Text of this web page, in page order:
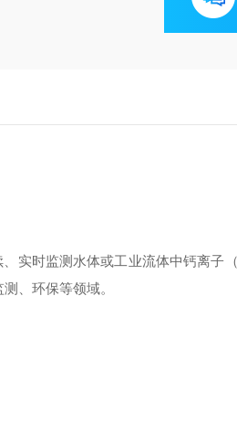
实时监测水体或工业流体中钙离子
、环保等领域。